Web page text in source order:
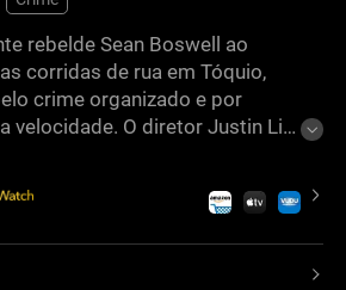
rebelde Sean Boswell ao
corridas de rua em Tóquio,
crime organizado e por
velocidade. O diretor Justin Lin
filme da saga, ele se apresenta
a emoção da corrida.